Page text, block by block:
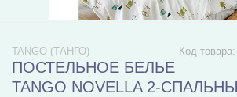
Код товара:
TANGO (ТАНГО)
ПОСТЕЛЬНОЕ БЕЛЬЕ
TANGO NOVELLA 2-